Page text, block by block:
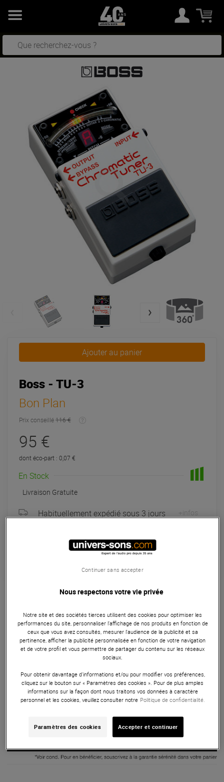
Ajouter au panier
Boss - TU-3
Bon Plan
Prix conseillé116 €
95 €
dont éco-part : 0,07 €
En Stock
Livraison Gratuite
Habituellement expédié sous 3 jours +infos
à Univers-sons
Eligible à la Garantie Sérénité
Effets et traitements
La Boss TU-3 Chromatic Tuner est une Pédale d'accordage
de guitare et de basse, avec mode haute luminosité pour
une meilleure visibilité à l'extérieur, indicateur LED à 21
segments, support d'accordage et mode guitare/basse.
ARTICLE N° 22739
Nous respectons votre vie privée
Notre site et des sociétés tierces utilisent des cookies pour optimiser les
performances du site, personnaliser l’affichage de nos produits en fonction de
ceux que vous avez consultés, mesurer l'audience de la publicité et sa
pertinence, afficher la publicité personnalisée en fonction de votre navigation
et de votre profil et vous permettre de partager du contenu sur les réseaux
sociaux.
Pour obtenir davantage d'informations et/ou pour modifier vos préférences,
cliquez sur le bouton sur « Paramètres des cookies ». Pour de plus amples
informations sur la façon dont nous traitons vos données à caractère
personnel et les cookies, veuillez consulter notre Politique de confidentialité.
Paramètres des cookies Accepter et continuer
Continuer sans accepter